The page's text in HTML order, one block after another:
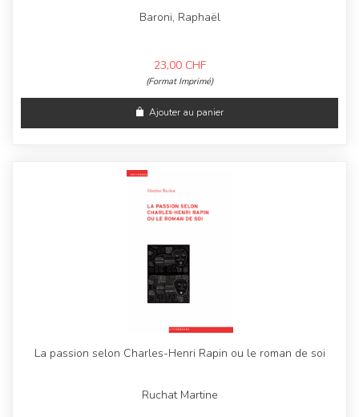
Baroni, Raphaël
23,00 CHF
(Format Imprimé)
Ajouter au panier
La passion selon Charles-Henri Rapin ou le roman de soi
Ruchat Martine